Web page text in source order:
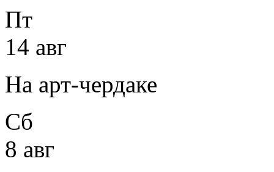
Пт
14 авг
На арт-чердаке
Сб
8 авг